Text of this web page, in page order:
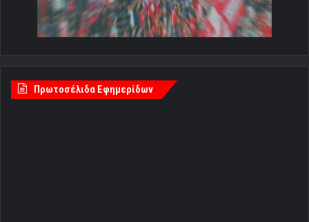
Πρωτοσέλιδα Εφημερίδων